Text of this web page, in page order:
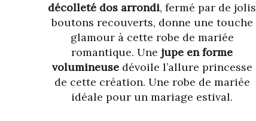
décolleté dos arrondi, fermé par de jolis
boutons recouverts, donne une touche
glamour à cette robe de mariée
romantique. Une jupe en forme
volumineusedévoile l’allure princesse
de cette création. Une robe de mariée
idéale pour un mariage estival.